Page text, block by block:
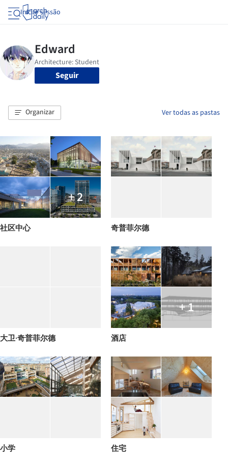
Iniciar sessão
Seguir
Organizar Ver todas as pastas
+ 2
社区中心 奇普菲尔德
大卫·奇普菲尔德
+ 1
酒店
小学 住宅